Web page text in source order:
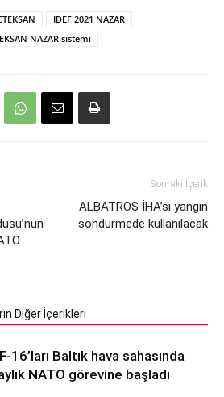
IDEF 2021 NAZAR
NAZAR sistemi
Sonraki İçerik
ALBATROS İHA’sı yangın
söndürmede kullanılacak
Diğer İçerikleri
16’ları Baltık hava sahasında
NATO görevine başladı